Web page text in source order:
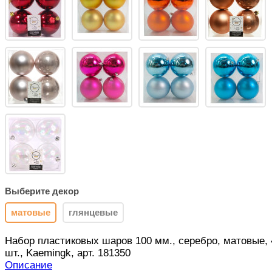
Выберите декор
матовые глянцевые
Набор пластиковых шаров 100 мм., серебро, матовые,
шт., Kaemingk, арт. 181350
Описание